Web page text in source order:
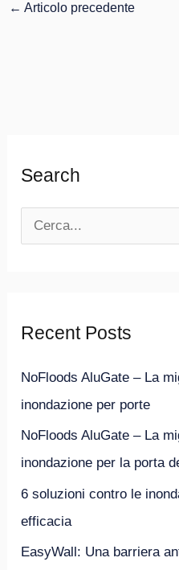
← Articolo precedente
Search
a
Recent Posts
NoFloods AluGate – La
inondazione per porte
NoFloods AluGate – La
inondazione per la porta
6 soluzioni contro le
efficacia
EasyWall: Una barriera